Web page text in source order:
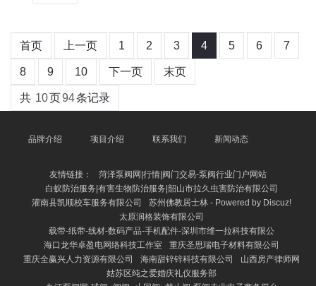
首页 上一页 1 2 3 4 5 6 7
8 9 10 下一页 末页
共 10页94条记录
品牌介绍 项目介绍 联系我们 新闻动态
友情链接：
菏泽泵阀网|行情|阀门交易-泵阀行业门户网站
白蚁防治服务|有害生物防治服务|韶山市拉久虫害防治有限公司
灌南县凯顺校车服务有限公司
苏州佛教居士林 - Powered by Discuz!
太原润格装饰有限公司
载带-纸带-线材-数码产品-手机配件-深圳市维一拉科技有限公
海口龙华卓盈电网络科技工作室
重庆圣思瑞电子材料有限公司
重庆全赢兴人力资源有限公司
海南甜锌锌科技有限公司
山西房产律师网
姑苏区纯之爱婚庆礼仪服务部